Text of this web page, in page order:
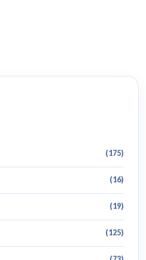
(175)
(16)
(19)
(125)